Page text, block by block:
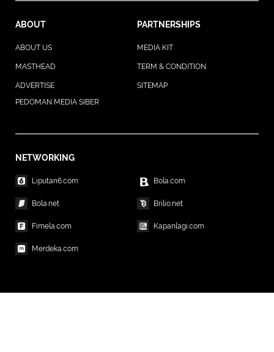
ABOUT PARTNERSHIPS
ABOUT US MEDIA KIT
MASTHEAD TERM & CONDITION
ADVERTISE
SITEMAP
PEDOMAN MEDIA SIBER
NETWORKING
Liputan6.com Bola.com
Bola.net Brilio.net
Fimela.com Kapanlagi.com
Merdeka.com